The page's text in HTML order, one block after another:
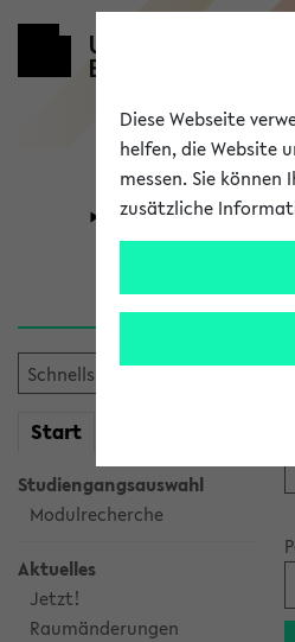
Universität
Start
Studiengangsauswahl
Modulrecherche
Aktuelles
Jetzt!
Raumänderungen
Diese Webseite
helfen, die Website
messen. Sie
zusätzliche